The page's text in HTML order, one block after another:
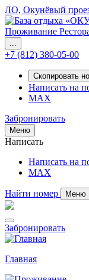
ЛО, Окунёвый
Проживание
...
+7 (812) 380-05-00
Скопировать
Написать на
MAX
Забронировать
Меню
Написать
Написать на
MAX
Найти номер Меню
Забронировать
Главная